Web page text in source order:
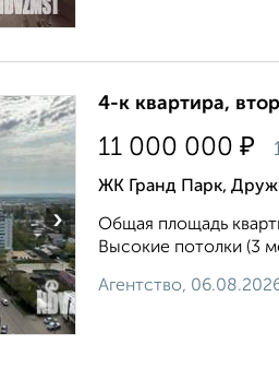
›
4-к квартира,
11 000 000 ₽
ЖК Гранд Парк,
Общая площадь
Высокие потолки (3
Агентство,